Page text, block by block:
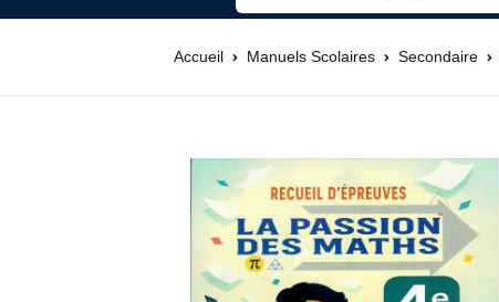
Accueil Manuels Scolaires Secondaire